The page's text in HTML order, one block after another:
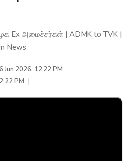
Ex அமைச்சர்கள் | ADMK to TVK |
News
Jun 2026, 12:22 PM
PM